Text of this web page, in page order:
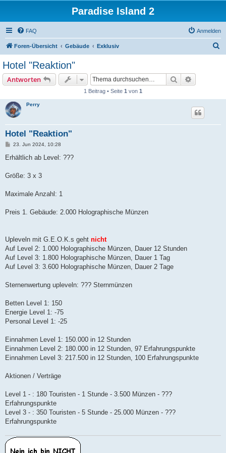
Paradise Island 2
FAQ Anmelden
Foren-Übersicht Gebäude Exklusiv
Hotel "Reaktion"
Antworten Suche
1 Beitrag • Seite 1 von 1
Perry
Hotel "Reaktion"
B
i
a
23. Jun 2024, 10:28
Erhältlich ab Level: ???
Größe: 3 x 3
Maximale Anzahl: 1
Preis 1. Gebäude: 2.000 Holographische Münzen
Upleveln mit G.E.O.K.s geht nicht
Auf Level 2: 1.000 Holographische Münzen, Dauer 12 Stunden
Auf Level 3: 1.800 Holographische Münzen, Dauer 1 Tag
Auf Level 3: 3.600 Holographische Münzen, Dauer 2 Tage
Sternenwertung upleveln: ??? Sternmünzen
Betten Level 1: 150
Energie Level 1: -75
Personal Level 1: -25
Einnahmen Level 1: 150.000 in 12 Stunden
Einnahmen Level 2: 180.000 in 12 Stunden, 97 Erfahrungspunkte
Einnahmen Level 3: 217.500 in 12 Stunden, 100 Erfahrungspunkte
Aktionen / Verträge
Level 1 - : 180 Touristen - 1 Stunde - 3.500 Münzen - ???
Erfahrungspunkte
Level 3 - : 350 Touristen - 5 Stunde - 25.000 Münzen - ???
Erfahrungspunkte